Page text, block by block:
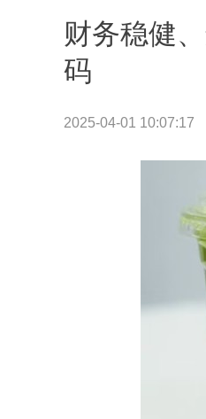
财务稳健
码
2025-04-01 10:07:17